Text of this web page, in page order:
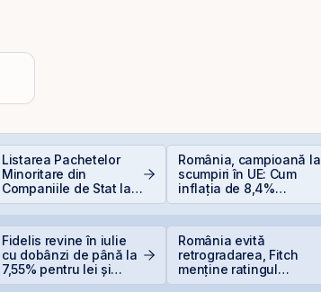
Listarea Pachetelor
Minoritare din
Companiile de Stat la
BVB – Soluție pentru
România, campioană la
scumpiri în UE: Cum
inflația de 8,4%
erodează bugetul și
Fidelis revine în iulie
cu dobânzi de până la
7,55% pentru lei și
România evită
retrogradarea, Fitch
menține ratingul